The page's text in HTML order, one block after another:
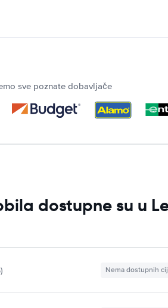
sve poznate dobavljače
dostupne su u
Nema dostupnih